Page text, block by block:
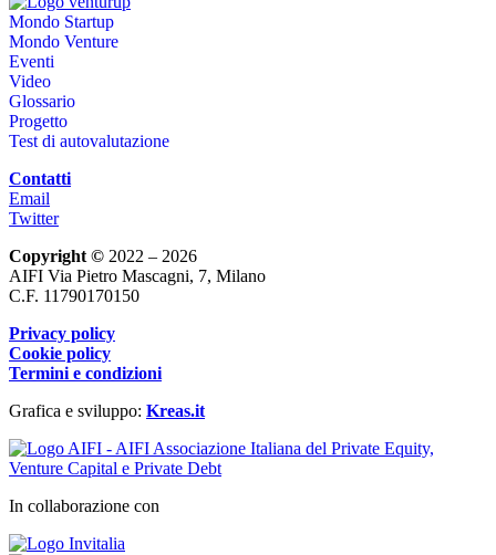
Mondo Startup
Mondo Venture
Eventi
Video
Glossario
Progetto
Test di autovalutazione
Contatti
Email
Twitter
Copyright © 2022 – 2026
AIFI Via Pietro Mascagni, 7, Milano
C.F. 11790170150
Privacy policy
Cookie policy
Termini e condizioni
Grafica e sviluppo: Kreas.it
In collaborazione con